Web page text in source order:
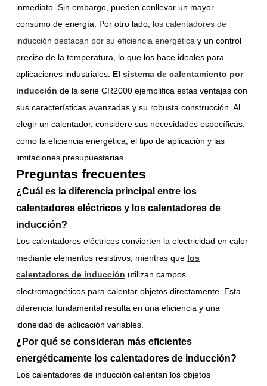
inmediato. Sin embargo, pueden conllevar un mayor
consumo de energía. Por otro lado, los calentadores de
inducción destacan por su eficiencia energética y un control
preciso de la temperatura, lo que los hace ideales para
aplicaciones industriales. El sistema de calentamiento por
inducción de la serie CR2000ejemplifica estas ventajas con
sus características avanzadas y su robusta construcción. Al
elegir un calentador, considere sus necesidades específicas,
como la eficiencia energética, el tipo de aplicación y las
limitaciones presupuestarias.
Preguntas frecuentes
¿Cuál es la diferencia principal entre los
calentadores eléctricos y los calentadores de
inducción?
Los calentadores eléctricos convierten la electricidad en calor
mediante elementos resistivos, mientras que los
calentadores de inducción utilizan campos
electromagnéticos para calentar objetos directamente. Esta
diferencia fundamental resulta en una eficiencia y una
idoneidad de aplicación variables.
¿Por qué se consideran más eficientes
energéticamente los calentadores de inducción?
Los calentadores de inducción calientan los objetos